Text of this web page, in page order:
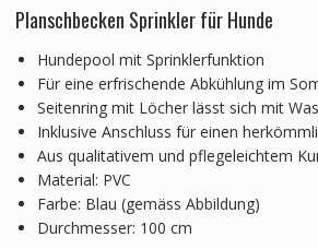
Planschbecken Sprinkler für Hunde
Hundepool mit Sprinklerfunktion
Für eine erfrischende Abkühlung im
Seitenring mit Löcher lässt sich mit
Inklusive Anschluss für einen
Aus qualitativem und pflegeleichtem
Material: PVC
Farbe: Blau (gemäss Abbildung)
Durchmesser: 100 cm